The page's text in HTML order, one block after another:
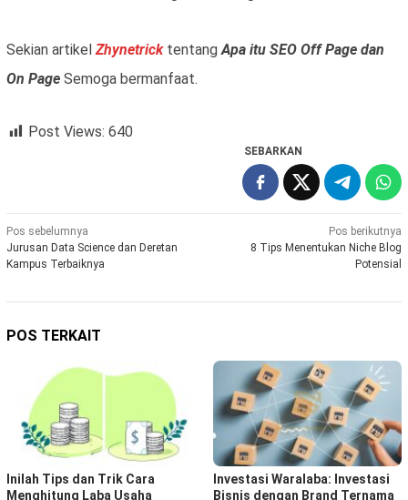
Sekian artikel Zhynetricktentang Apa itu SEO Off Page dan
On Page Semoga bermanfaat.
Post Views: 640
SEBARKAN
Navigasi
pos
Pos sebelumnya
Jurusan Data Science dan Deretan
Kampus Terbaiknya
Pos berikutnya
8 Tips Menentukan Niche Blog
Potensial
POS TERKAIT
Inilah Tips dan Trik Cara
Menghitung Laba Usaha
Investasi Waralaba: Investasi
Bisnis dengan Brand Ternama